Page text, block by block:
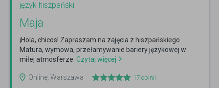
język hiszpański
Maja
¡Hola, chicos! Zapraszam na zajęcia z hiszpańskiego.
Matura, wymowa, przełamywanie bariery językowej w
miłej atmosferze. Czytaj więcej
Online, Warszawa 17 opinii